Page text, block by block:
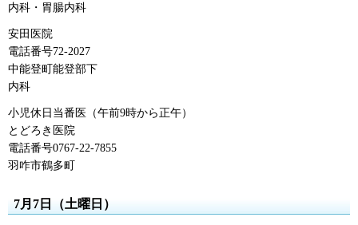
内科・胃腸内科
安田医院
電話番号72-2027
中能登町能登部下
内科
小児休日当番医（午前9時から正午）
とどろき医院
電話番号0767-22-7855
羽咋市鶴多町
7月7日（土曜日）